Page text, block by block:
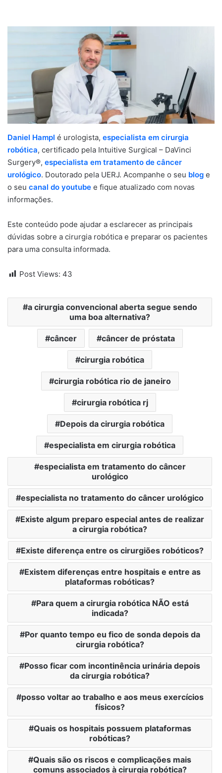
Daniel Hampl é urologista, especialista em cirurgia
robótica, certificado pela Intuitive Surgical – DaVinci
Surgery®, especialista em tratamento de câncer
urológico. Doutorado pela UERJ. Acompanhe o seu blog e
o seu canal do youtube e fique atualizado com novas
informações.
Este conteúdo pode ajudar a esclarecer as principais
dúvidas sobre a cirurgia robótica e preparar os pacientes
para uma consulta informada.
Post Views: 43
a cirurgia convencional aberta segue sendo
uma boa alternativa?
câncer câncer de próstata
cirurgia robótica
cirurgia robótica rio de janeiro
cirurgia robótica rj
Depois da cirurgia robótica
especialista em cirurgia robótica
especialista em tratamento do câncer
urológico
especialista no tratamento do câncer urológico
Existe algum preparo especial antes de realizar
a cirurgia robótica?
Existe diferença entre os cirurgiões robóticos?
Existem diferenças entre hospitais e entre as
plataformas robóticas?
Para quem a cirurgia robótica NÃO está
indicada?
Por quanto tempo eu fico de sonda depois da
cirurgia robótica?
Posso ficar com incontinência urinária depois
da cirurgia robótica?
posso voltar ao trabalho e aos meus exercícios
físicos?
Quais os hospitais possuem plataformas
robóticas?
Quais são os riscos e complicações mais
comuns associados à cirurgia robótica?